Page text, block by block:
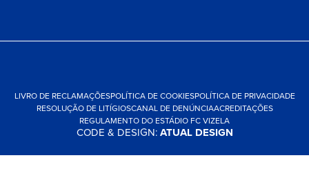
LIVRO DE RECLAMAÇÕESPOLÍTICA DE COOKIESPOLÍTICA DE PRIVACIDADE
RESOLUÇÃO DE LITÍGIOSCANAL DE DENÚNCIAACREDITAÇÕES
REGULAMENTO DO ESTÁDIO FC VIZELA
CODE & DESIGN:ATUAL DESIGN